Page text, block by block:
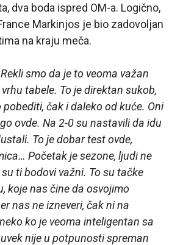
dva boda ispred OM-a. Logično,
Markinjos je bio zadovoljan
na kraju meča.
smo da je to veoma važan
tabele. To je direktan sukob,
pobediti, čak i daleko od kuće. Oni
ovde. Na 2-0 su nastavili da idu
To je dobar test ovde,
Početak je sezone, ljudi ne
ti bodovi važni. To su tačke
koje nas čine da osvojimo
nas ne izneveri, čak ni na
ko je veoma inteligentan sa
nije u potpunosti spreman